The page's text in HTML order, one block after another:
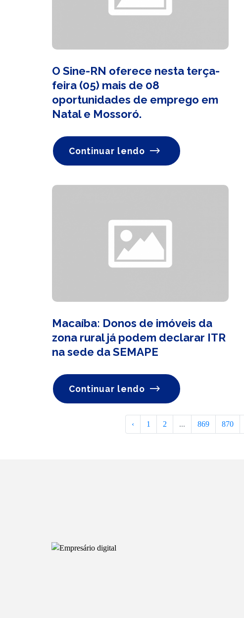
O Sine-RN oferece nesta terça-
feira (05) mais de 08
oportunidades de emprego em
Natal e Mossoró.
Continuar lendo
Macaíba: Donos de imóveis da
zona rural já podem declarar ITR
na sede da SEMAPE
Continuar lendo
‹ 1 2 ... 869 870